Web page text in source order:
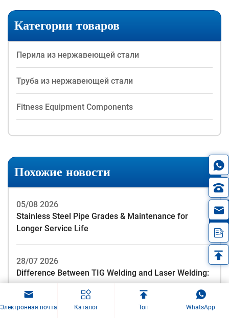
Категории товаров
Перила из нержавеющей стали
Труба из нержавеющей стали
Fitness Equipment Components
Похожие новости
05/08 2026
Stainless Steel Pipe Grades & Maintenance for
Longer Service Life
28/07 2026
Difference Between TIG Welding and Laser Welding:
23/07 2026
Электронная почта Каталог Топ WhatsApp